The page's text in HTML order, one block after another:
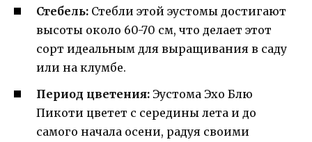
Стебель: Стебли этой эустомы достигают
высоты около 60-70 см, что делает этот
сорт идеальным для выращивания в саду
или на клумбе.
Период цветения: Эустома Эхо Блю
Пикоти цветет с середины лета и до
самого начала осени, радуя своими